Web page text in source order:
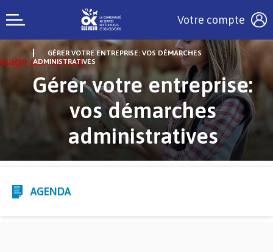
Votre compte
GÉRER VOTRE ENTREPRISE: VOS DÉMARCHES
ADMINISTRATIVES
Gérer votre entreprise:
vos démarches
administratives
AGENDA